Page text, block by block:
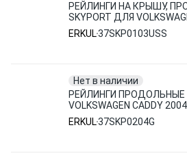
РЕЙЛИНГИ НА КРЫШУ,
SKYPORT ДЛЯ
ДЛИННАЯ БАЗА 2003-
37SKP0103USS ERKUL
ERKUL37SKP0103USS
Нет в наличии
РЕЙЛИНГИ ПРОДОЛЬНЫЕ
VOLKSWAGEN CADDY
37SKP0204G ERKUL
ERKUL37SKP0204G